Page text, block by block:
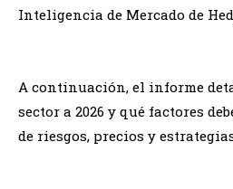
Inteligencia de Mercado de
A continuación, el informe
sector a 2026 y qué factores
de riesgos, precios y